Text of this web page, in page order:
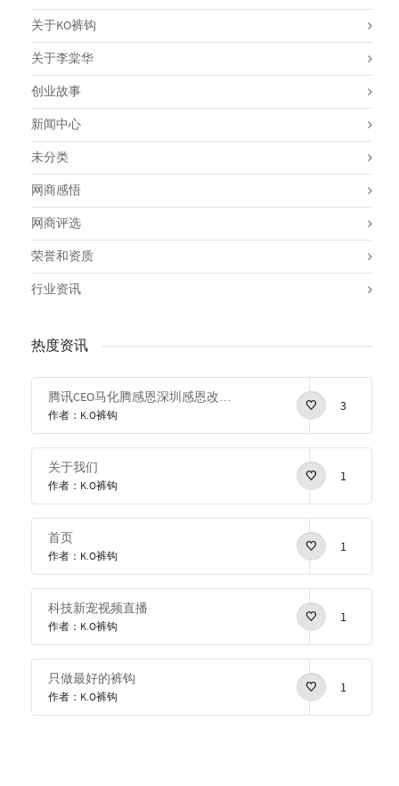
关于KO裤钩
关于李棠华
创业故事
新闻中心
未分类
网商感悟
网商评选
荣誉和资质
行业资讯
热度资讯
腾讯CEO马化腾感恩深圳感恩改革开放
作者：K.O裤钩
3
关于我们
作者：K.O裤钩
1
首页
作者：K.O裤钩
1
科技新宠视频直播
作者：K.O裤钩
1
只做最好的裤钩
作者：K.O裤钩
1